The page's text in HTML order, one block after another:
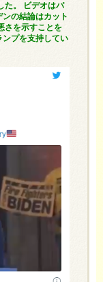
た。 ビデオはバ
の結論はカット
さを示すことを
ンプを支持してい